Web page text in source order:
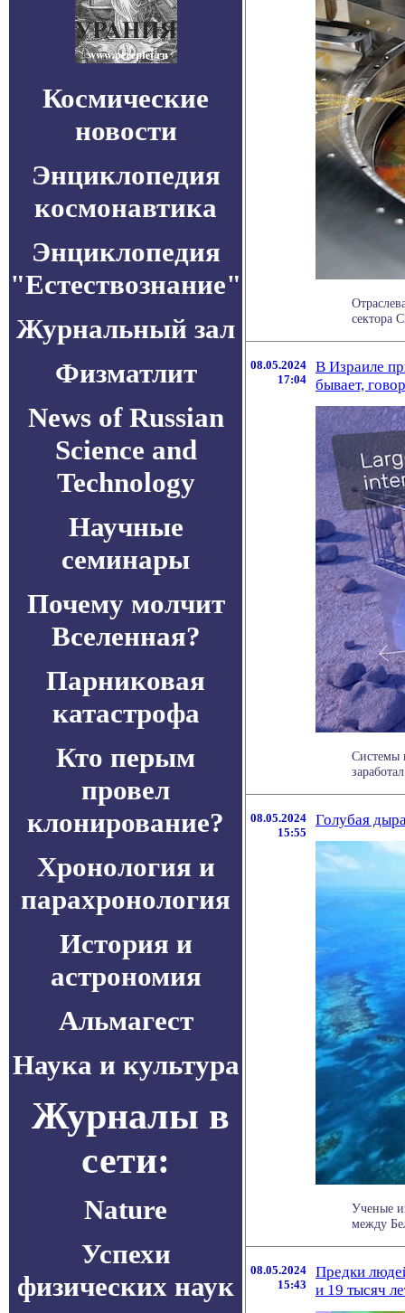
Космические
новости
Энциклопедия
космонавтика
Энциклопедия
"Естествознание"
Журнальный зал
Физматлит
News of Russian
Science and
Technology
Научные
семинары
Почему молчит
Вселенная?
Парниковая
катастрофа
Кто перым
провел
клонирование?
Хронология и
парахронология
История и
астрономия
Альмагест
Наука и культура
Журналы в
сети:
Nature
Успехи
физических наук
сектора
08.05.2024
17:04
В Израиле
бывает,
Системы
08.05.2024
15:55
Голубая
Ученые
между
08.05.2024
15:43
Предки
и 19 тысяч